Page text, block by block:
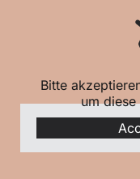
Bitte
um diese